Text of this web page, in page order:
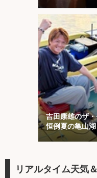
20選・福岡】
吉田康雄のザ
恒例夏の亀山
リアルタイム天気